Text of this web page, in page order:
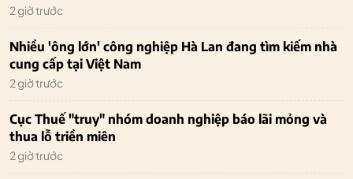
2 giờ trước
Nhiều 'ông lớn' công nghiệp Hà Lan đang tìm kiếm nhà
cung cấp tại Việt Nam
2 giờ trước
Cục Thuế "truy" nhóm doanh nghiệp báo lãi mỏng và
thua lỗ triền miên
2 giờ trước